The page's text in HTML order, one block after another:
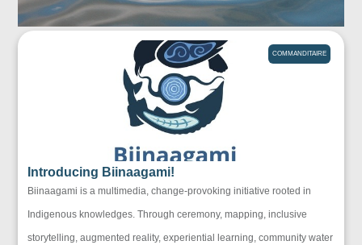
COMMANDITAIRE
Introducing Biinaagami!
Biinaagami is a multimedia, change-provoking initiative rooted in
Indigenous knowledges. Through ceremony, mapping, inclusive
storytelling, augmented reality, experiential learning, community water